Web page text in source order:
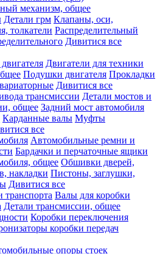
механизм, общее
Детали грм Клапаны, оси,
толкатели Распределительный
Дивитися все
Двигатели для техники
Подушки двигателя Прокладки
Дивитися все
трансмиссии Детали мостов и
общее Задний мост автомобиля
Карданные валы Муфты
все
Автомобильные ремни и
Бардачки и перчаточные ящики
общее Обшивки дверей,
накладки Пистоны, заглушки,
Дивитися все
транспорта Валы для коробки
Детали трансмиссии, общее
Коробки переключения
коробки передач
опоры стоек